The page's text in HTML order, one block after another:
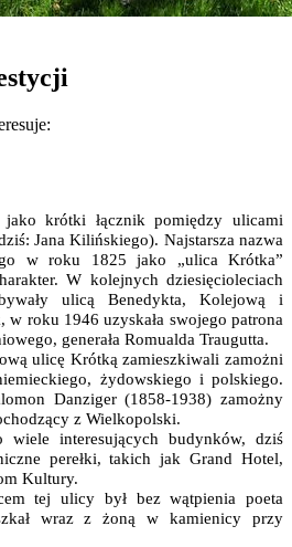
jako krótki łącznik pomiędzy ulicami
Jana Kilińskiego). Najstarsza nazwa
w roku 1825 jako „ulica Krótka”
W kolejnych dziesięcioleciach
ulicą Benedykta, Kolejową i
w roku 1946 uzyskała swojego patrona
generała Romualda Traugutta.
ulicę Krótką zamieszkiwali zamożni
żydowskiego i polskiego.
Danziger (1858-1938) zamożny
z Wielkopolski.
wiele interesujących budynków, dziś
perełki, takich jak Grand Hotel,
Kultury.
tej ulicy był bez wątpienia poeta
wraz z żoną w kamienicy przy